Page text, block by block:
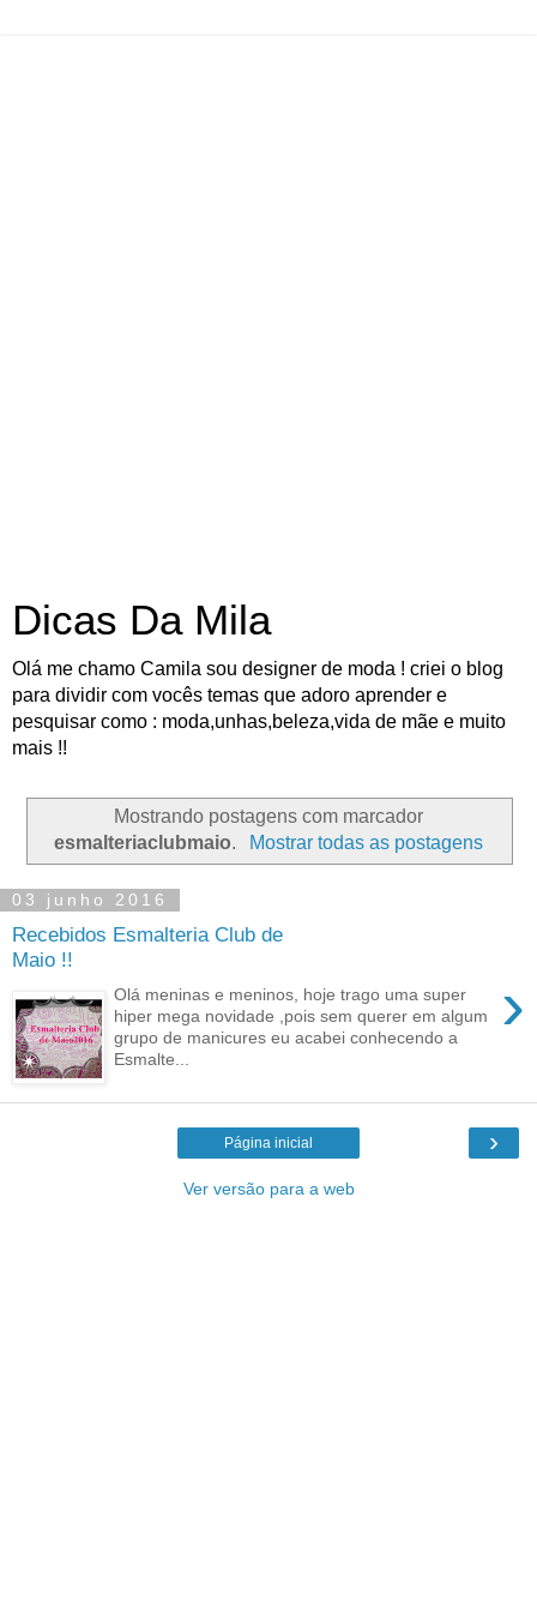
Dicas Da Mila
Olá me chamo Camila sou designer de moda ! criei o blog
para dividir com vocês temas que adoro aprender e
pesquisar como : moda,unhas,beleza,vida de mãe e muito
mais !!
Mostrando postagens com marcador
esmalteriaclubmaio. Mostrar todas as postagens
03 junho 2016
Recebidos Esmalteria Club de
Maio !!
›
Olá meninas e meninos, hoje trago uma super
hiper mega novidade ,pois sem querer em algum
grupo de manicures eu acabei conhecendo a
Esmalte...
›
Página inicial
Ver versão para a web